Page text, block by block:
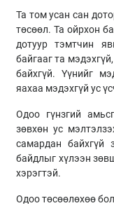
Та том усан сан
төсөөл. Та ойрхон
дотуур тэмтчин
байгааг та
байхгүй. Үүнийг
яахаа мэдэхгүй ус
Одоо гүнзгий
зөвхөн ус
самардан байхгүй
байдлыг хүлээн
хэрэгтэй.
Одоо төсөөлөхөө